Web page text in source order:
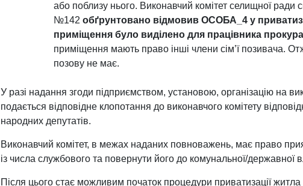
або поблизу нього. Виконавчий комітет селищної ради
№142обґрунтовано відмовив ОСОБА_4 у
приміщення було виділено для працівника
приміщення мають право інші члени сім’ї позивача.
позову не має.
У разі надання згоди підприємством, установою, організацію на
подається відповідне клопотання до виконавчого комітету
народних депутатів.
Виконавчий комітет, в межах наданих повноважень, має право
із числа службового та повернути його до комунальної/державної
Після цього стає можливим початок процедури приватизації